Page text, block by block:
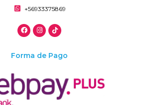
+56933375869
Forma de Pago